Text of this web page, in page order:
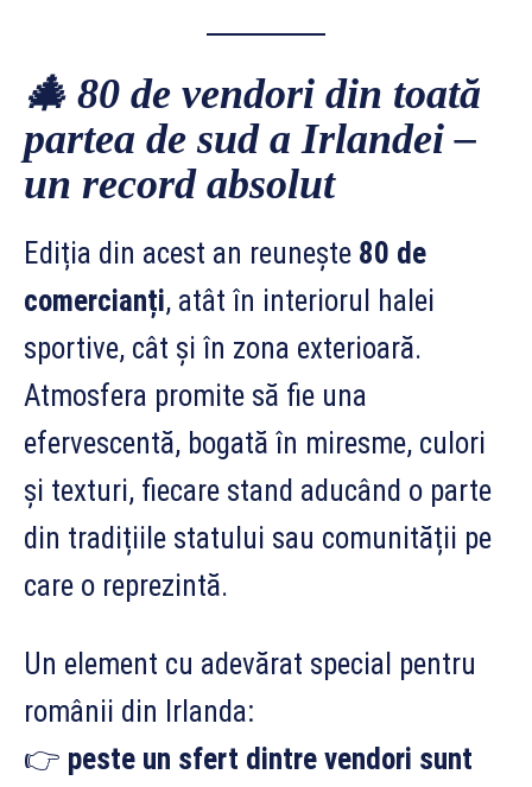
🎄 80 de vendori din toată
partea de sud a Irlandei –
un record absolut
Ediția din acest an reunește 80 de
comercianți, atât în interiorul halei
sportive, cât și în zona exterioară.
Atmosfera promite să fie una
efervescentă, bogată în miresme, culori
și texturi, fiecare stand aducând o parte
din tradițiile statului sau comunității pe
care o reprezintă.
Un element cu adevărat special pentru
românii din Irlanda:
👉 peste un sfert dintre vendori sunt